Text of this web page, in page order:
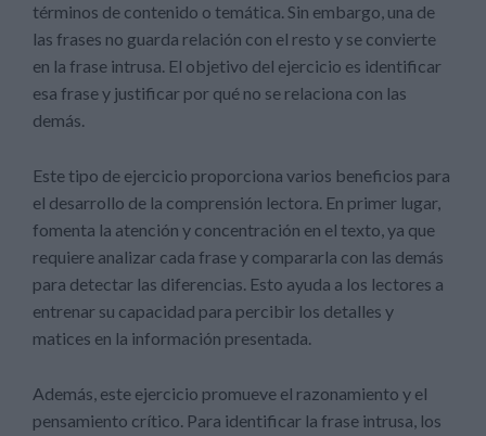
términos de contenido o temática. Sin embargo, una de
las frases no guarda relación con el resto y se convierte
en la frase intrusa. El objetivo del ejercicio es identificar
esa frase y justificar por qué no se relaciona con las
demás.
Este tipo de ejercicio proporciona varios beneficios para
el desarrollo de la comprensión lectora. En primer lugar,
fomenta la atención y concentración en el texto, ya que
requiere analizar cada frase y compararla con las demás
para detectar las diferencias. Esto ayuda a los lectores a
entrenar su capacidad para percibir los detalles y
matices en la información presentada.
Además, este ejercicio promueve el razonamiento y el
pensamiento crítico. Para identificar la frase intrusa, los